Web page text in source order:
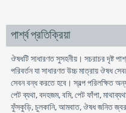
পার্শ্ব প্রতিক্রিয়া
ঔষধটি সাধারণত সুসহনীয়। সচরাচর দৃষ্ট
পরিবর্তন যা সাধারণত উচ্চ মাত্রায় ঔষধ
সেবন বন্ধ করতে হবে। স্বল্প পরিলক্ষিত
পেট ব্যথা, বদহজম, বমি, পেট ফাঁপা,
ফুঁসকুড়ি, চুলকানি, আমবাত, ঔষধ জনিত জ্বর